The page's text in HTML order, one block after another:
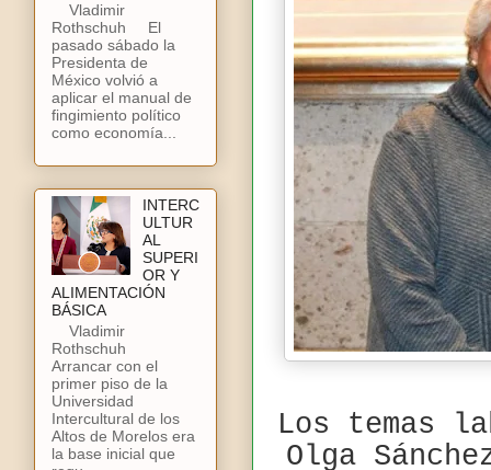
Los temas
Olga
Vladimir
Rothschuh El
pasado sábado la
Presidenta de
México volvió a
aplicar el manual de
fingimiento político
como economía...
INTERC
ULTUR
AL
SUPERI
OR Y
ALIMENTACIÓN
BÁSICA
Vladimir
Rothschuh
Arrancar con el
primer piso de la
Universidad
Intercultural de los
Altos de Morelos era
la base inicial que